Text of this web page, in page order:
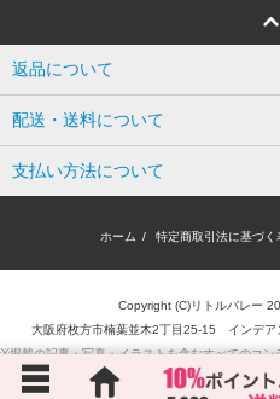
返品について
配送・送料について
支払い方法について
ホーム / 特定商取引法に基づく
Copyright (C)リトルバレー
大阪府枚方市楠葉並木2丁目25-15 インデア
※掲載の記事・写真・イラストを含むすべてのコ
す